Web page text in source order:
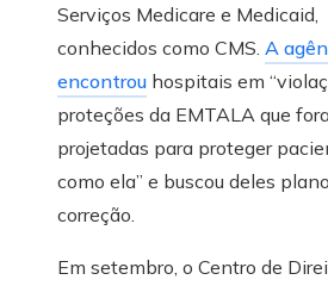
Serviços Medicare e Medicaid,
conhecidos como CMS. A
encontrou hospitais em
proteções da EMTALA que
projetadas para proteger
como ela” e buscou deles
correção.
Em setembro, o Centro de